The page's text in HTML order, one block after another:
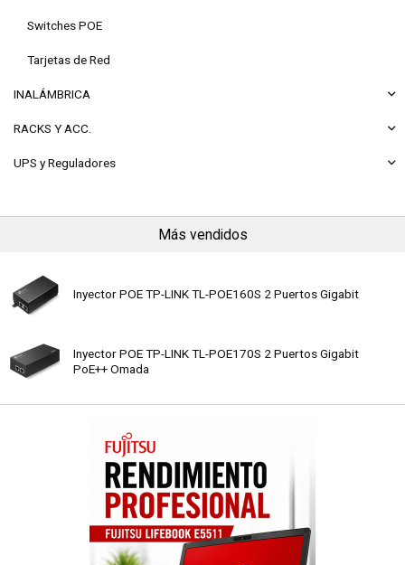
Switches POE
Tarjetas de Red
INALÁMBRICA
RACKS Y ACC.
UPS y Reguladores
Más vendidos
Inyector POE TP-LINK TL-POE160S 2 Puertos Gigabit
Inyector POE TP-LINK TL-POE170S 2 Puertos Gigabit
PoE++ Omada